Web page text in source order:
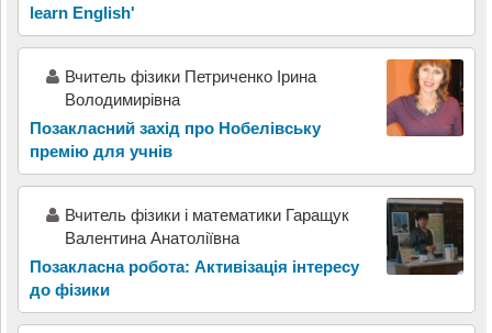
learn English'
Вчитель фізики Петриченко Ірина
Володимирівна
Позакласний захід про Нобелівську
премію для учнів
Вчитель фізики і математики Гаращук
Валентина Анатоліївна
Позакласна робота: Активізація інтересу
до фізики